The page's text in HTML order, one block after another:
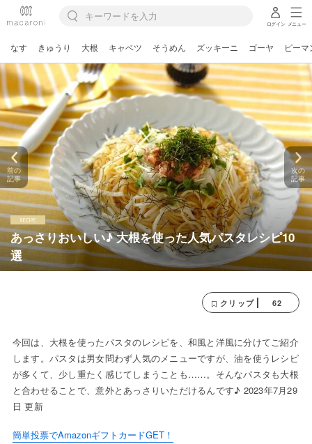
ログイン メニュー
なす きゅうり 大根 キャベツ そうめん ズッキーニ ゴーヤ ピーマ
あっさりおいしい♪ 大根を使った人気パスタレシピ10
選
前の
記事
次の
記事
クリップ 62
今回は、大根を使ったパスタのレシピを、和風と洋風に分けてご紹介
します。パスタは男女問わず人気のメニューですが、油を使うレシピ
が多くて、少し重たく感じてしまうことも……。そんなパスタも大根
と合わせることで、意外とあっさりいただけるんです♪ 2023年7月29
日 更新
簡単投票でAmazonギフトカードGET！